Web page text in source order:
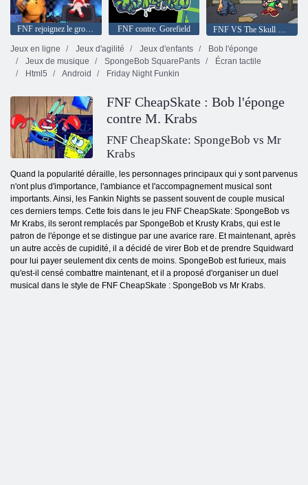
FNF rejoignez le groupe, mais tout le monde le chante FNF contre. Gorefield
FNF VS The Skull Kid : les rebelles du rythme de Newgrounds
Jeux en ligne
Jeux d'agilité Jeux d'enfants
Bob l'éponge
Jeux de musique
SpongeBob SquarePants
Écran tactile
Html5
Android Friday Night Funkin
FNF CheapSkate : Bob l'éponge
contre M. Krabs
FNF CheapSkate: SpongeBob vs Mr
Krabs
Quand la popularité déraille, les personnages principaux qui y sont parvenus
n'ont plus d'importance, l'ambiance et l'accompagnement musical sont
importants. Ainsi, les Fankin Nights se passent souvent de couple musical
ces derniers temps. Cette fois dans le jeu FNF CheapSkate: SpongeBob vs
Mr Krabs, ils seront remplacés par SpongeBob et Krusty Krabs, qui est le
patron de l'éponge et se distingue par une avarice rare. Et maintenant, après
un autre accès de cupidité, il a décidé de virer Bob et de prendre Squidward
pour lui payer seulement dix cents de moins. SpongeBob est furieux, mais
qu'est-il censé combattre maintenant, et il a proposé d'organiser un duel
musical dans le style de FNF CheapSkate : SpongeBob vs Mr Krabs.